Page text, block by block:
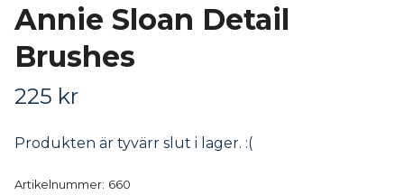
Annie Sloan Detail
Brushes
225 kr
Produkten är tyvärr slut i lager. :(
Artikelnummer: 660